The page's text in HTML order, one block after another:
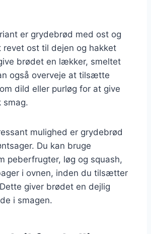
er grydebrød med ost og
ost til dejen og hakket
brødet en lækker, smeltet
også overveje at tilsætte
dild eller purløg for at give
smag.
mulighed er grydebrød
Du kan bruge
peberfrugter, løg og squash,
i ovnen, inden du tilsætter
giver brødet en dejlig
i smagen.